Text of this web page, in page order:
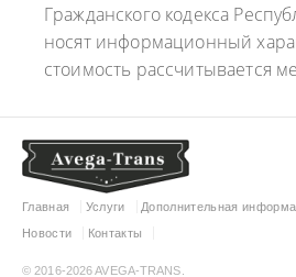
Гражданского кодекса
носят информационный
стоимость рассчитывается
Главная Услуги Дополнительная
Новости
Контакты
© 2016-2026 AVEGA-TRANS.